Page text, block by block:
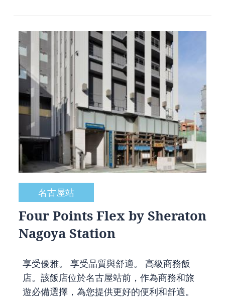
名古屋站
Four Points Flex by Sheraton
Nagoya Station
享受優雅。 享受品質與舒適。 高級商務飯
店。該飯店位於名古屋站前，作為商務和旅
遊必備選擇，為您提供更好的便利和舒適。